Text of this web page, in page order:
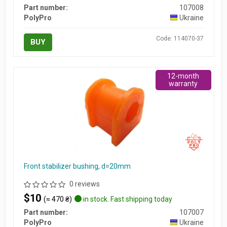
Part number:
107008
PolyPro
Ukraine
BUY Code: 114070-37
Front stabilizer bushing, d=20mm
0 reviews
$10 (≈ 470 ₴)
in stock. Fast shipping today
Part number:
107007
PolyPro
Ukraine
12-month
warranty